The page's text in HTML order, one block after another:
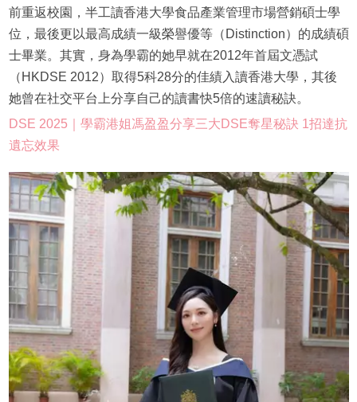
前重返校園，半工讀香港大學食品產業管理市場營銷碩士學
位，最後更以最高成績一級榮譽優等（Distinction）的成績碩
士畢業。其實，身為學霸的她早就在2012年首屆文憑試
（HKDSE 2012）取得5科28分的佳績入讀香港大學，其後
她曾在社交平台上分享自己的讀書快5倍的速讀秘訣。
DSE 2025｜學霸港姐馮盈盈分享三大DSE奪星秘訣 1招達抗
遺忘效果